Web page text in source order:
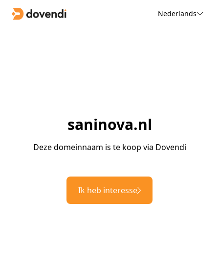
Nederlands
saninova.nl
Deze domeinnaam is te koop via Dovendi
Ik heb interesse